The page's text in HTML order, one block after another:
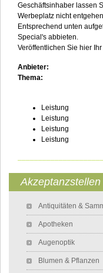
Geschäftsinhaber lassen
Werbeplatz nicht
Entsprechend unten
Special's abbieten.
Veröffentlichen Sie hier
Anbieter:
Thema:
Leistung
Leistung
Leistung
Leistung
Akzeptanzstellen
Antiquitäten &
Apotheken
Augenoptik
Blumen & Pflanzen